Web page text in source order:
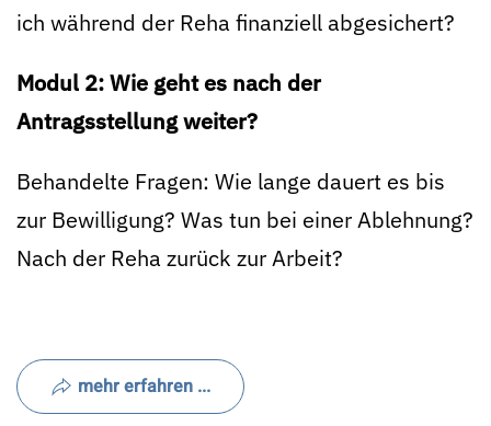
ich während der Reha finanziell abgesichert?
Modul 2: Wie geht es nach der
Antragsstellung weiter?
Behandelte Fragen: Wie lange dauert es bis
zur Bewilligung? Was tun bei einer Ablehnung?
Nach der Reha zurück zur Arbeit?
mehr erfahren ...